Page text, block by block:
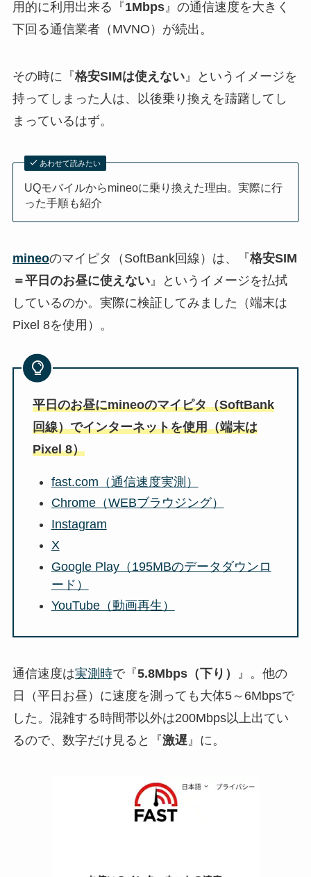
用的に利用出来る『1Mbps』の通信速度を大きく
下回る通信業者（MVNO）が続出。
その時に『格安SIMは使えない』というイメージを
持ってしまった人は、以後乗り換えを躊躇してし
まっているはず。
あわせて読みたい
UQモバイルからmineoに乗り換えた理由。実際に行
った手順も紹介
mineoのマイピタ（SoftBank回線）は、『格安SIM
＝平日のお昼に使えない』というイメージを払拭
しているのか。実際に検証してみました（端末は
Pixel 8を使用）。
平日のお昼にmineoのマイピタ（SoftBank
回線）でインターネットを使用（端末は
Pixel 8）
fast.com（通信速度実測）
Chrome（WEBブラウジング）
Instagram
X
Google Play（195MBのデータダウンロ
ード）
YouTube（動画再生）
通信速度は実測時で『5.8Mbps（下り）
』。他の
日（平日お昼）に速度を測っても大体5～6Mbpsで
した。混雑する時間帯以外は200Mbps以上出てい
るので、数字だけ見ると『激遅』に。